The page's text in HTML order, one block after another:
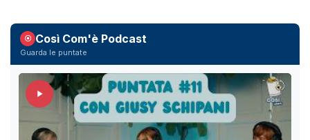
Così Com'è Podcast
Guarda le puntate